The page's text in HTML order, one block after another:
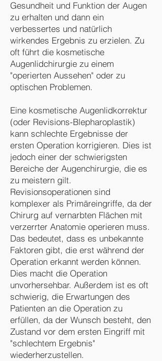
Gesundheit und Funktion der Augen
zu erhalten und dann ein
verbessertes und natürlich
wirkendes Ergebnis zu erzielen. Zu
oft führt die kosmetische
Augenlidchirurgie zu einem
"operierten Aussehen" oder zu
optischen Problemen.
Eine kosmetische Augenlidkorrektur
(oder Revisions-Blepharoplastik)
kann schlechte Ergebnisse der
ersten Operation korrigieren. Dies ist
jedoch einer der schwierigsten
Bereiche der Augenchirurgie, die es
zu meistern gilt.
Revisionsoperationen sind
komplexer als Primäreingriffe, da der
Chirurg auf vernarbten Flächen mit
verzerrter Anatomie operieren muss.
Das bedeutet, dass es unbekannte
Faktoren gibt, die erst während der
Operation erkannt werden können.
Dies macht die Operation
unvorhersehbar. Außerdem ist es oft
schwierig, die Erwartungen des
Patienten an die Operation zu
erfüllen, da der Wunsch besteht, den
Zustand vor dem ersten Eingriff mit
"schlechtem Ergebnis"
wiederherzustellen.